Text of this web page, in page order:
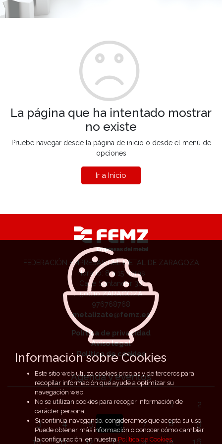
La página que ha intentado mostrar
no existe
Pruebe navegar desde la página de inicio o desde el menú de
opciones
Ir a Inicio
FEDERACIÓN EMPRESAS DEL METAL DE ZARAGOZA
Horario: 8 a 15 horas
Calle Santander 36
50010 ZARAGOZA
976768768
metalizate@femz.es
Política de privacidad
Aviso legal
Política de cookies
Agenda y eventos
1
2
3
4 5 6 7 8
9
Información sobre Cookies
Este sitio web utiliza cookies propias y de terceros para
recopilar información que ayude a optimizar su
navegación web.
No se utilizan cookies para recoger información de
carácter personal.
Si continúa navegando, consideramos que acepta su uso.
Puede obtener más información o conocer cómo cambiar
la configuración, en nuestraPolítica de Cookies.